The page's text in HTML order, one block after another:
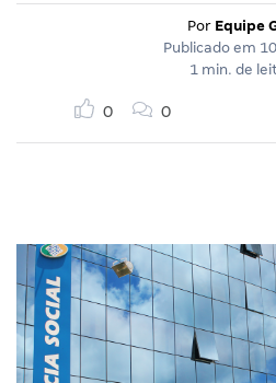
Por Equipe
Publicado em
1 min. de
0 0